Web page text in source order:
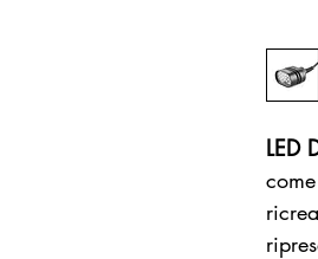
LED